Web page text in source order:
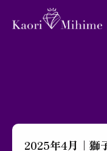
2025年4月｜獅
プロフィール